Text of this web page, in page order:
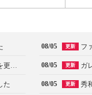
08/05 更新 フ
アネシア築地ステーションレジデンスの物件情報を更新しました 08/05 更新 ガ
た 08/05 更新 秀